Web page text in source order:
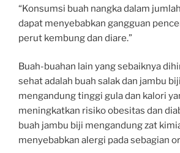
“Konsumsi buah nangka dalam
dapat menyebabkan gangguan
perut kembung dan diare.”
Buah-buahan lain yang sebaiknya
sehat adalah buah salak dan jambu
mengandung tinggi gula dan kalori
meningkatkan risiko obesitas dan
buah jambu biji mengandung zat
menyebabkan alergi pada sebagian